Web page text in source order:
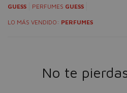
GUESS PERFUMES GUESS
LO MÁS VENDIDO: PERFUMES
No te